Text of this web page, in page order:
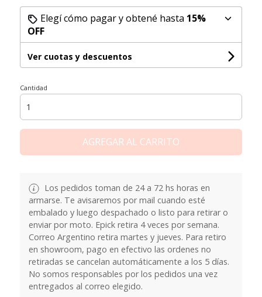
Elegí cómo pagar y obtené hasta 15%
OFF
Ver cuotas y descuentos
Cantidad
AGREGAR AL CARRITO
Los pedidos toman de 24 a 72 hs horas en
armarse. Te avisaremos por mail cuando esté
embalado y luego despachado o listo para retirar o
enviar por moto. Epick retira 4 veces por semana.
Correo Argentino retira martes y jueves. Para retiro
en showroom, pago en efectivo las ordenes no
retiradas se cancelan automáticamente a los 5 días.
No somos responsables por los pedidos una vez
entregados al correo elegido.